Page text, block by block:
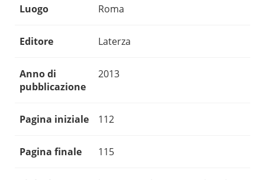
Luogo Roma
Editore Laterza
Anno di
pubblicazione
2013
Pagina iniziale 112
Pagina finale 115